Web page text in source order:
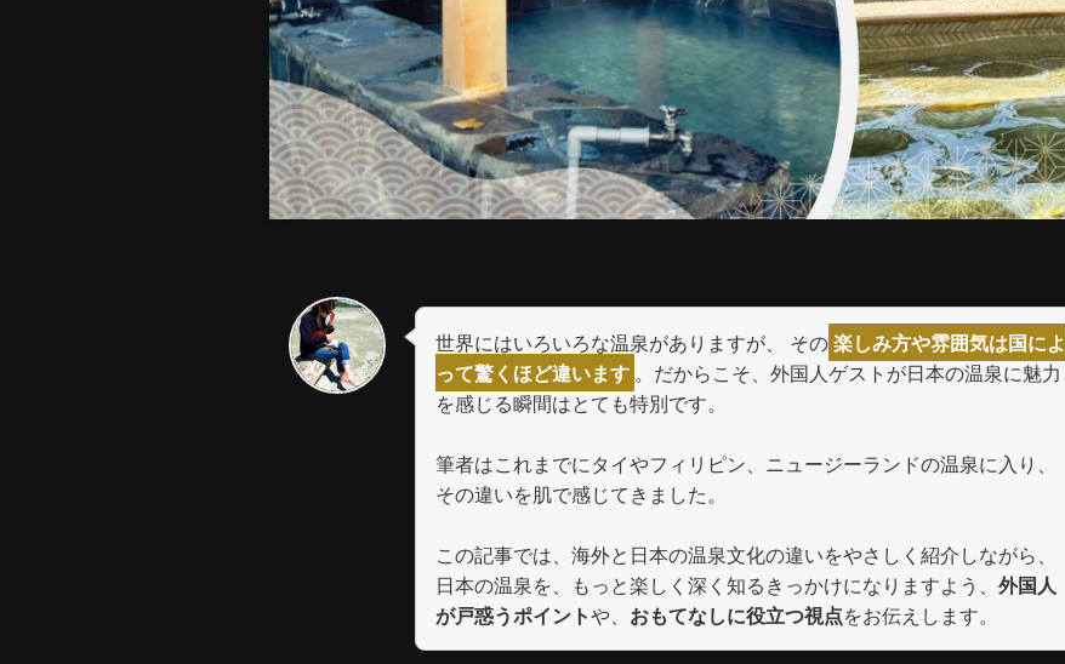
世界にはいろいろな温泉がありますが、 その楽しみ方や雰囲気は国によ
って驚くほど違います 。だからこそ、外国人ゲストが日本の温泉に魅力
を感じる瞬間はとても特別です。
筆者はこれまでにタイやフィリピン、ニュージーランドの温泉に入り、
その違いを肌で感じてきました。
この記事では、海外と日本の温泉文化の違いをやさしく紹介しながら、
日本の温泉を、もっと楽しく深く知るきっかけになりますよう、 外国人
が戸惑うポイントや、 おもてなしに役立つ視点をお伝えします。